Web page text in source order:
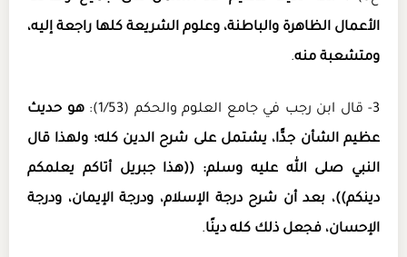
الأعمال الظاهرة والباطنة، وعلوم الشريعة كلها راجعة إليه،
ومتشعبة منه.
3- قال ابن رجب في جامع العلوم والحكم (1/53):
هو حديث
عظيم الشأن جدًّا، يشتمل على شرح الدين كله؛ ولهذا قال
النبي صلى الله عليه وسلم: ((هذا جبريل أتاكم يعلمكم
دينكم))، بعد أن شرح درجة الإسلام، ودرجة الإيمان، ودرجة
الإحسان، فجعل ذلك كله دينًا.